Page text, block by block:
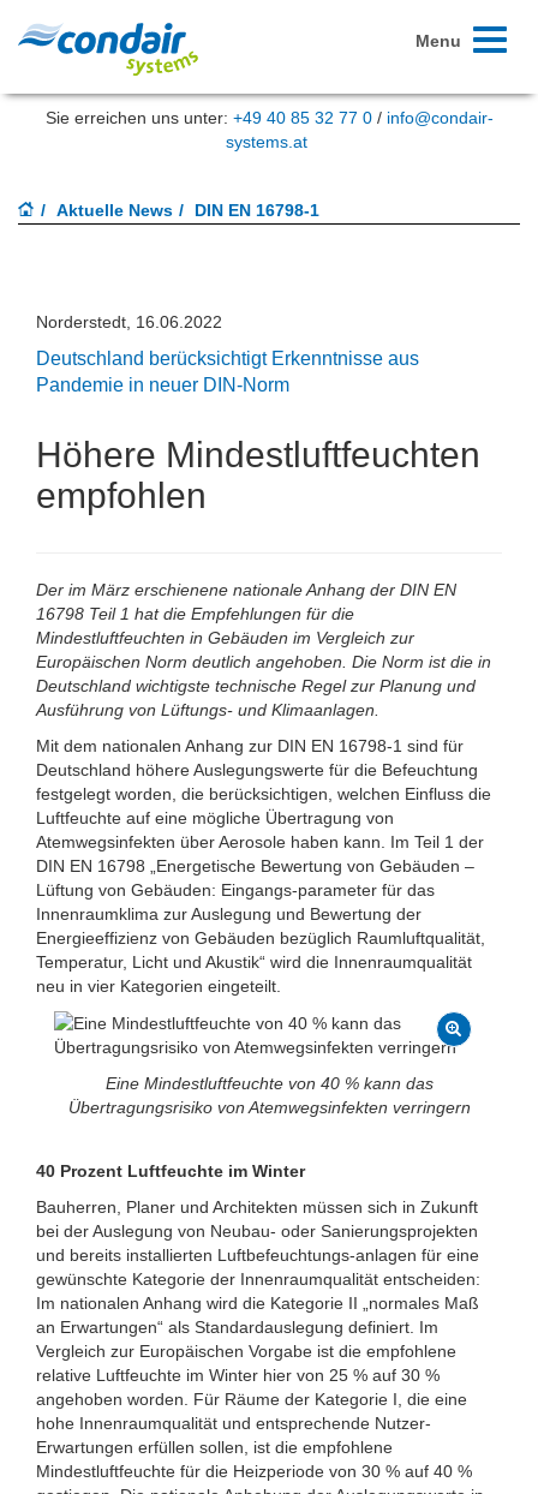
Toggle
Menu
Sie erreichen uns unter: +49 40 85 32 77 0/ info@condair-
systems.at
Aktuelle News DIN EN 16798-1
Norderstedt, 16.06.2022
Deutschland berücksichtigt Erkenntnisse aus
Pandemie in neuer DIN-Norm
Höhere Mindestluftfeuchten
empfohlen
Der im März erschienene nationale Anhang der DIN EN
16798 Teil 1 hat die Empfehlungen für die
Mindestluftfeuchten in Gebäuden im Vergleich zur
Europäischen Norm deutlich angehoben. Die Norm ist die in
Deutschland wichtigste technische Regel zur Planung und
Ausführung von Lüftungs- und Klimaanlagen.
Mit dem nationalen Anhang zur DIN EN 16798-1 sind für
Deutschland höhere Auslegungswerte für die Befeuchtung
festgelegt worden, die berücksichtigen, welchen Einfluss die
Luftfeuchte auf eine mögliche Übertragung von
Atemwegsinfekten über Aerosole haben kann. Im Teil 1 der
DIN EN 16798 „Energetische Bewertung von Gebäuden –
Lüftung von Gebäuden: Eingangs-parameter für das
Innenraumklima zur Auslegung und Bewertung der
Energieeffizienz von Gebäuden bezüglich Raumluftqualität,
Temperatur, Licht und Akustik“ wird die Innenraumqualität
neu in vier Kategorien eingeteilt.
Eine Mindestluftfeuchte von 40 % kann das
Übertragungsrisiko von Atemwegsinfekten verringern
40 Prozent Luftfeuchte im Winter
Bauherren, Planer und Architekten müssen sich in Zukunft
bei der Auslegung von Neubau- oder Sanierungsprojekten
und bereits installierten Luftbefeuchtungs-anlagen für eine
gewünschte Kategorie der Innenraumqualität entscheiden:
Im nationalen Anhang wird die Kategorie II „normales Maß
an Erwartungen“ als Standardauslegung definiert. Im
Vergleich zur Europäischen Vorgabe ist die empfohlene
relative Luftfeuchte im Winter hier von 25 % auf 30 %
angehoben worden. Für Räume der Kategorie I, die eine
hohe Innenraumqualität und entsprechende Nutzer-
Erwartungen erfüllen sollen, ist die empfohlene
Mindestluftfeuchte für die Heizperiode von 30 % auf 40 %